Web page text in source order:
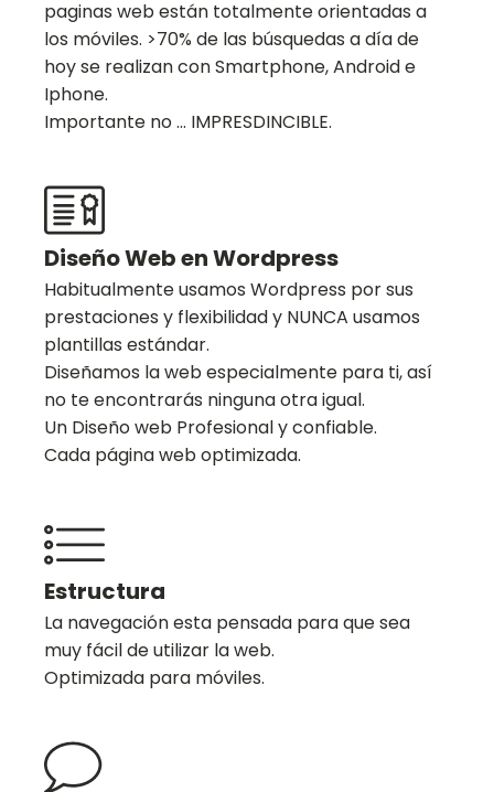
paginas web están totalmente orientadas a
los móviles. >70% de las búsquedas a día de
hoy se realizan con Smartphone, Android e
Iphone.
Importante no ... IMPRESDINCIBLE.
Diseño Web en Wordpress
Habitualmente usamos Wordpress por sus
prestaciones y flexibilidad y NUNCA usamos
plantillas estándar.
Diseñamos la web especialmente para ti, así
no te encontrarás ninguna otra igual.
Un Diseño web Profesional y confiable.
Cada página web optimizada.
Estructura
La navegación esta pensada para que sea
muy fácil de utilizar la web.
Optimizada para móviles.